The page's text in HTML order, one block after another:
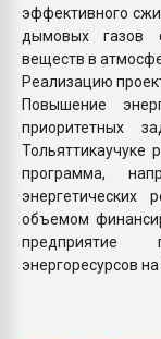
эффективного
дымовых газов
веществ в
Реализацию
Повышение
приоритетных
Тольяттикаучуке
программа,
энергетических
объемом
предприятие
энергоресурсов на